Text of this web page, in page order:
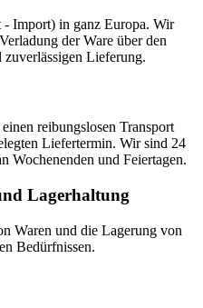
Import) in ganz Europa. Wir
der Ware über den
zuverlässigen Lieferung.
reibungslosen Transport
Liefertermin. Wir sind 24
Wochenenden und Feiertagen.
Lagerhaltung
Waren und die Lagerung von
Bedürfnissen.